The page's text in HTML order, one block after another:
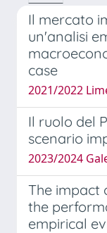
Il mercato
un'analisi
case
2021/2022
Il ruolo del
scenario
2023/2024
The impact
the
empirical